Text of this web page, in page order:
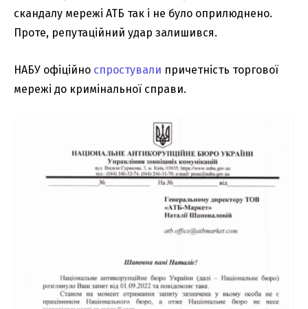
скандалу мережі АТБ так і не було оприлюднено.
Проте, репутаційний удар залишився.
НАБУ офіційно спростували причетність торгової
мережі до кримінальної справи.